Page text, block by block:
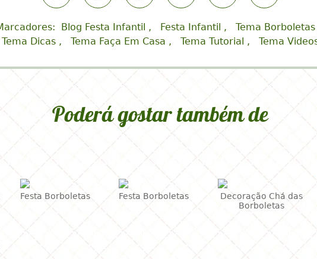
Gostou? Compartilhe!
Marcadores: Blog Festa Infantil Festa Infantil
Tema Borboletas
Tema Dicas
Tema Faça Em Casa Tema Tutorial Tema Videos
Poderá gostar também de